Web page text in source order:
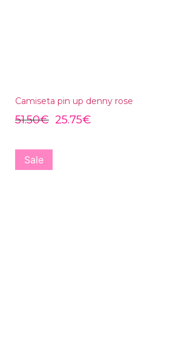
Camiseta pin up denny rose
51.50€ 25.75€
Sale